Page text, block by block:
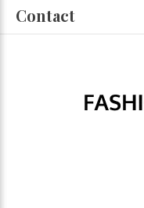
Contact